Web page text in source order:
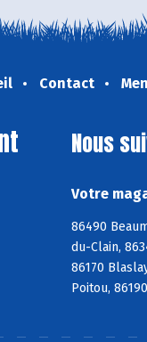
Contact
Nous
Votre
86490
du-Clain,
86170
Poitou,